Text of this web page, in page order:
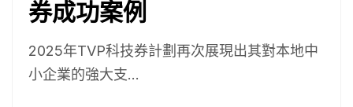
券成功案例
2025年TVP科技券計劃再次展現出其對本地中
小企業的強大支...